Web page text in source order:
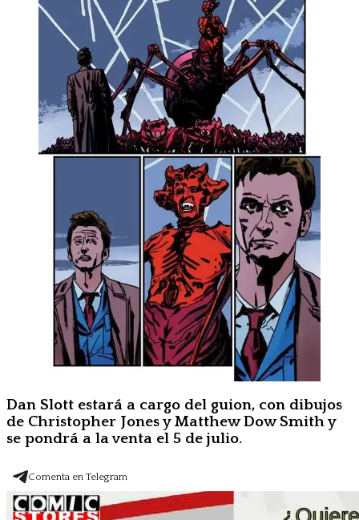
Dan Slott estará a cargo del guion, con dibujos
de Christopher Jones y Matthew Dow Smithy
se pondrá a la venta el 5 de julio.
Comenta en Telegram